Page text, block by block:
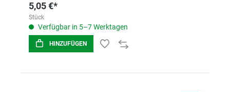
5,05 €*
Stück
Verfügbar in 5–7 Werktagen
HINZUFÜGEN